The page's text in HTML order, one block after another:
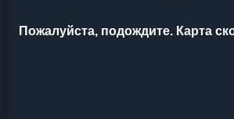
Пожалуйста, подождите. Карта